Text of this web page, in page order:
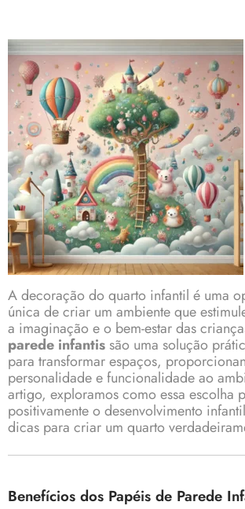
A decoração do quarto infantil é uma
única de criar um ambiente que
a imaginação e o bem-estar das
parede infantis são uma solução
para transformar espaços,
personalidade e funcionalidade ao
artigo, exploramos como essa escolha
positivamente o desenvolvimento
dicas para criar um quarto
Benefícios dos Papéis de Parede